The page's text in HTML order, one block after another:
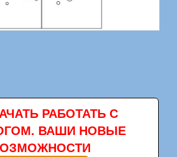
РАБОТАТЬ С
ВАШИ НОВЫЕ